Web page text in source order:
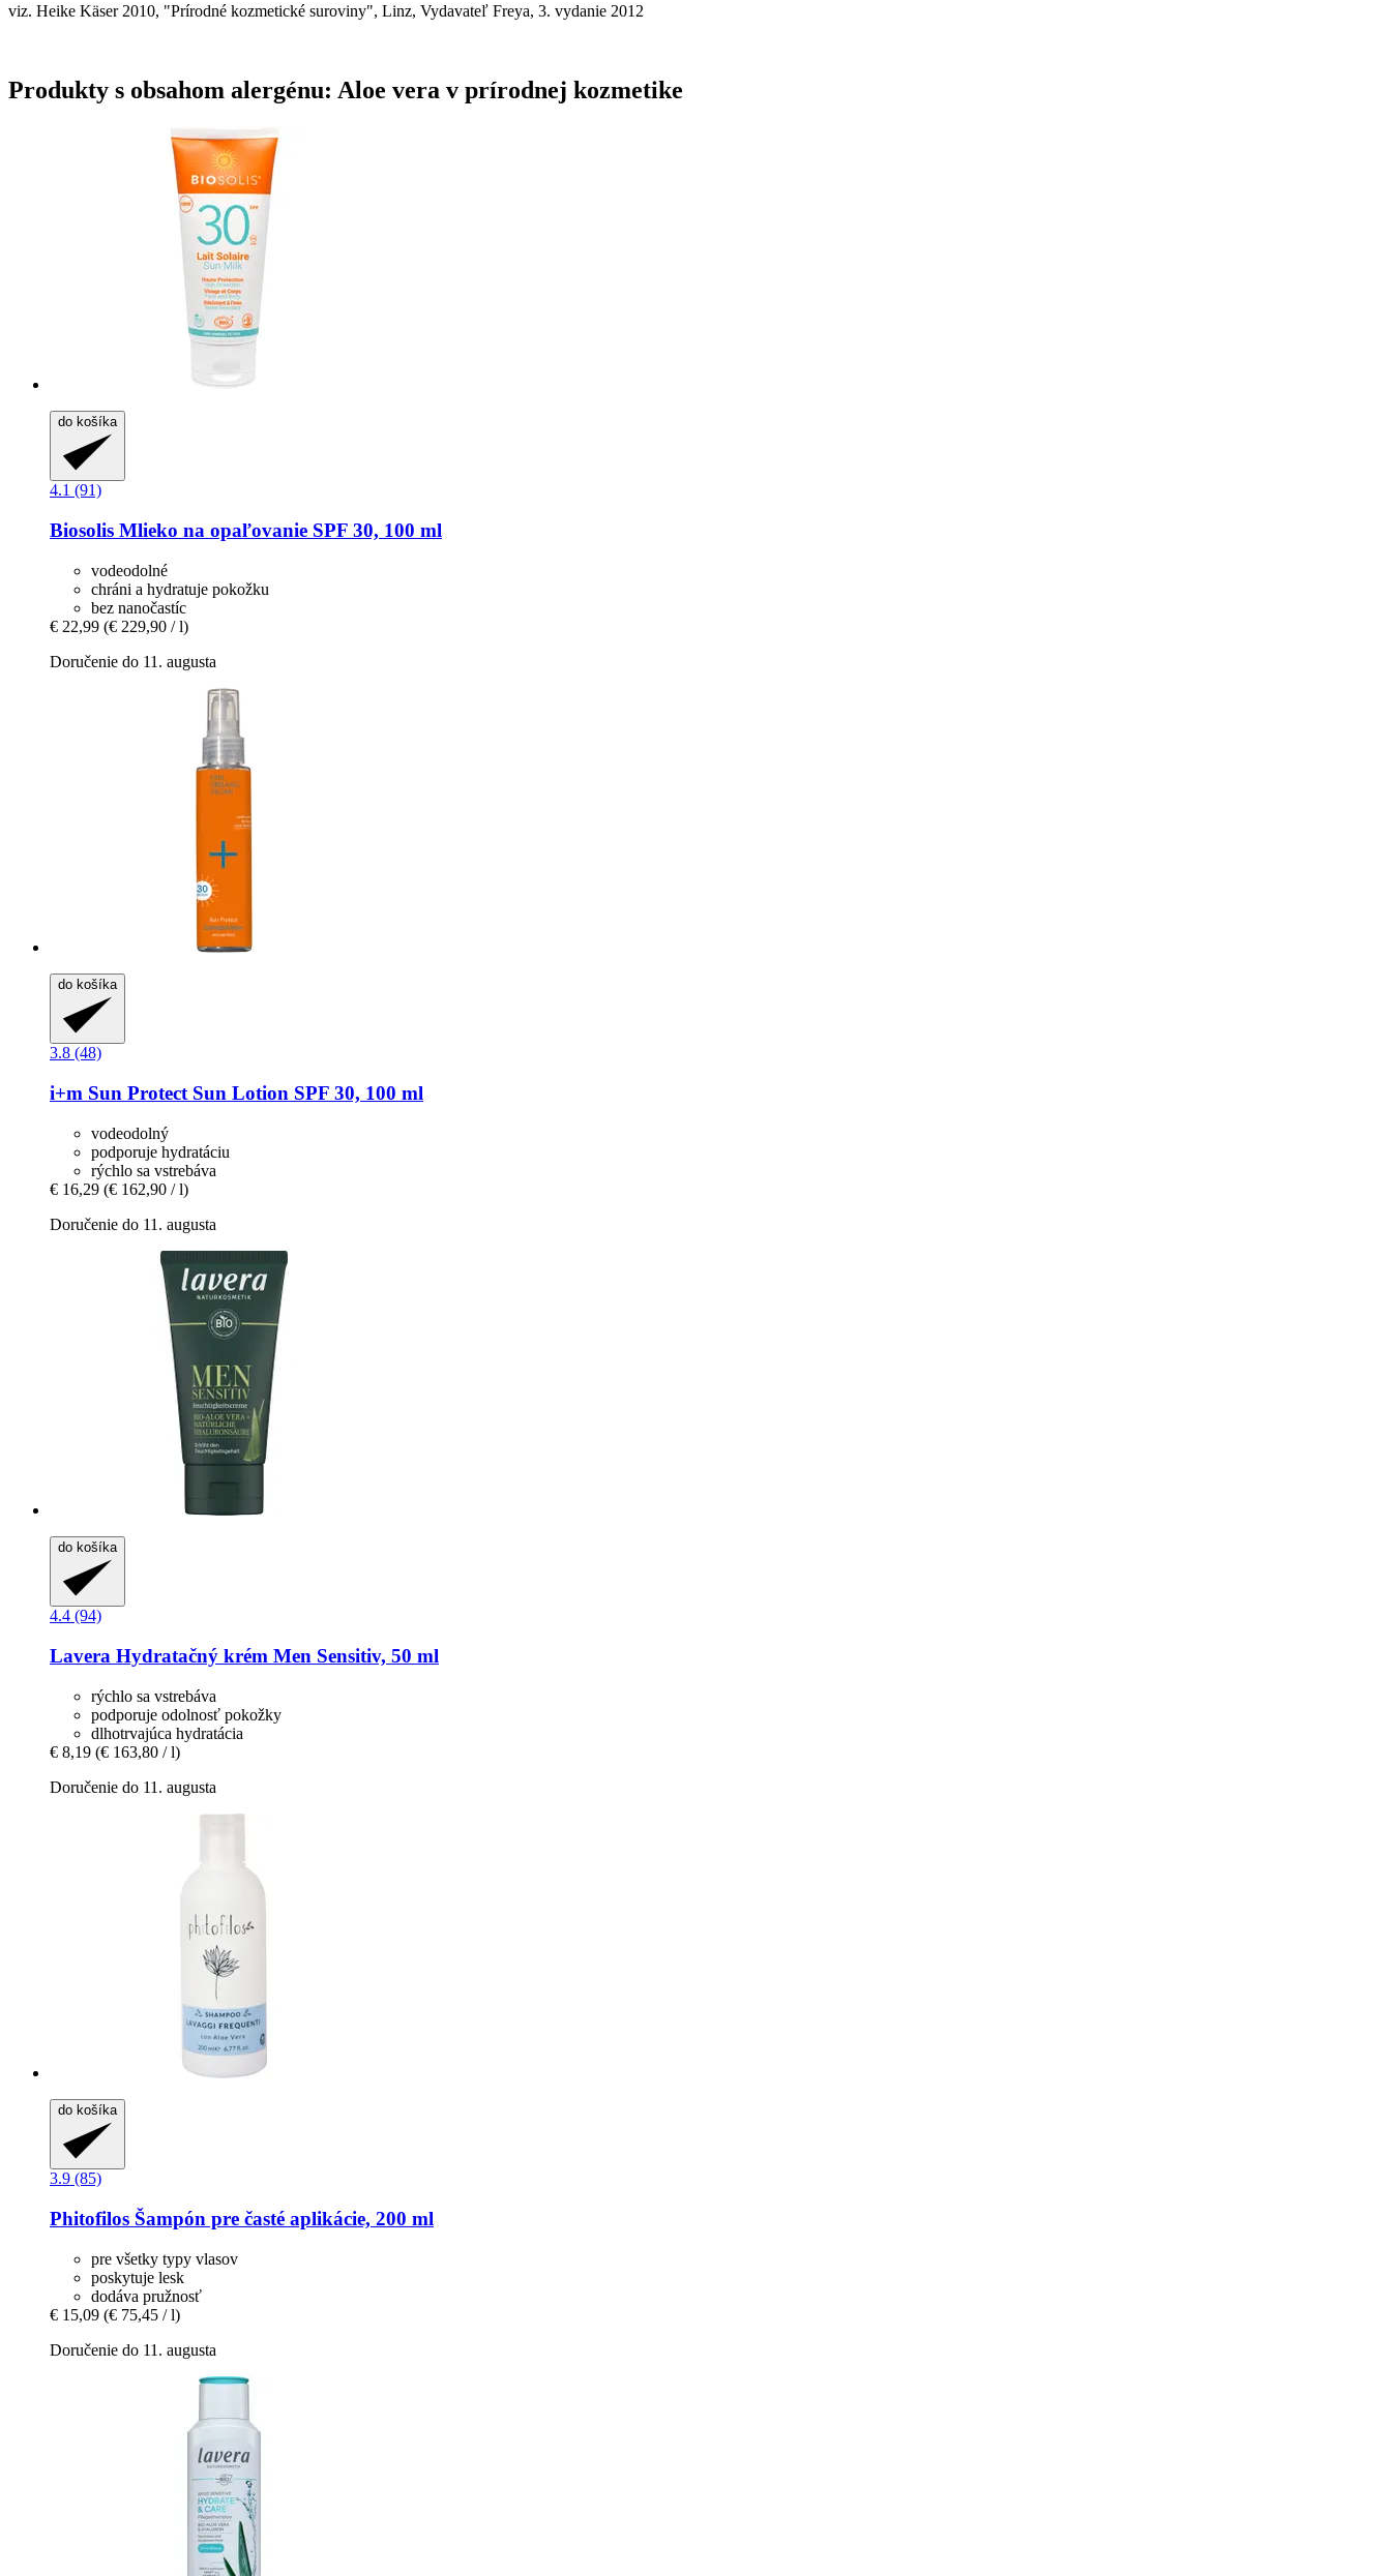
viz. Heike Käser 2010, "Prírodné kozmetické suroviny", Linz, Vydavateľ Freya, 3. vydanie 2012
Produkty s obsahom alergénu: Aloe vera v prírodnej kozmetike
do košíka
4.1 (91)
Biosolis Mlieko na opaľovanie SPF 30, 100 ml
vodeodolné
chráni a hydratuje pokožku
bez nanočastíc
€ 22,99 (€ 229,90 / l)
Doručenie do 11. augusta
do košíka
3.8 (48)
i+m Sun Protect Sun Lotion SPF 30, 100 ml
vodeodolný
podporuje hydratáciu
rýchlo sa vstrebáva
€ 16,29 (€ 162,90 / l)
Doručenie do 11. augusta
do košíka
4.4 (94)
Lavera Hydratačný krém Men Sensitiv, 50 ml
rýchlo sa vstrebáva
podporuje odolnosť pokožky
dlhotrvajúca hydratácia
€ 8,19 (€ 163,80 / l)
Doručenie do 11. augusta
do košíka
3.9 (85)
Phitofilos Šampón pre časté aplikácie, 200 ml
pre všetky typy vlasov
poskytuje lesk
dodáva pružnosť
€ 15,09 (€ 75,45 / l)
Doručenie do 11. augusta